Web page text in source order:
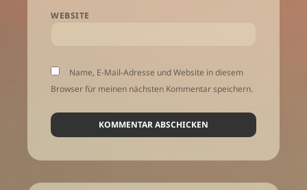
WEBSITE
Name, E-Mail-Adresse und Website in diesem
Browser für meinen nächsten Kommentar speichern.